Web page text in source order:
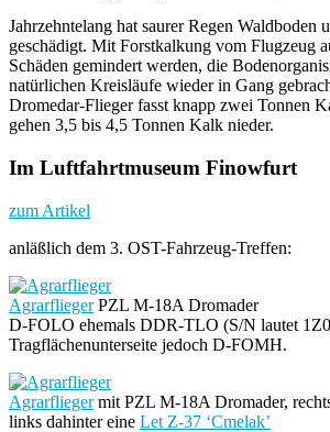
Jahrzehntelang hat saurer Regen Waldboden
geschädigt. Mit Forstkalkung vom Flugzeug
Schäden gemindert werden, die
natürlichen Kreisläufe wieder in Gang
Dromedar-Flieger fasst knapp zwei Tonnen
gehen 3,5 bis 4,5 Tonnen Kalk nieder.
Im Luftfahrtmuseum Finowfurt
zum Artikel
anläßlich dem 3. OST-Fahrzeug-Treffen:
AgrarfliegerPZL M-18A Dromader
D-FOLO ehemals DDR-TLO (S/N lautet
Tragflächenunterseite jedoch D-FOMH.
Agrarfliegermit PZL M-18A Dromader,
links dahinter eine Let Z-37 ‘Cmelak’